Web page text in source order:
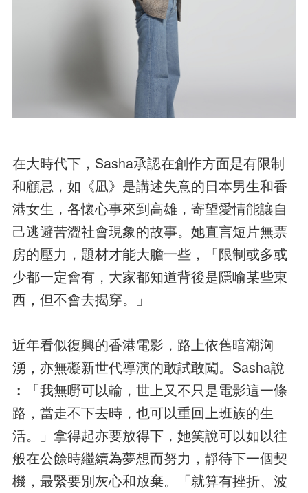
在大時代下，Sasha承認在創作方面是有限制
和顧忌，如《凪》是講述失意的日本男生和香
港女生，各懷心事來到高雄，寄望愛情能讓自
己逃避苦澀社會現象的故事。她直言短片無票
房的壓力，題材才能大膽一些，「限制或多或
少都一定會有，大家都知道背後是隱喻某些東
西，但不會去揭穿。」
近年看似復興的香港電影，路上依舊暗潮洶
湧，亦無礙新世代導演的敢試敢闖。Sasha說
︰「我無嘢可以輸，世上又不只是電影這一條
路，當走不下去時，也可以重回上班族的生
活。」拿得起亦要放得下，她笑說可以如以往
般在公餘時繼續為夢想而努力，靜待下一個契
機，最緊要別灰心和放棄。「就算有挫折、波